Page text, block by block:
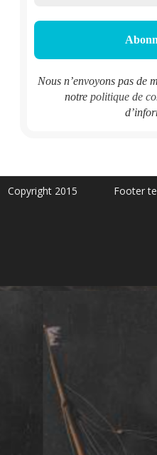
Nous n’envoyons pas de
notre politique de
Copyright 2015 Footer